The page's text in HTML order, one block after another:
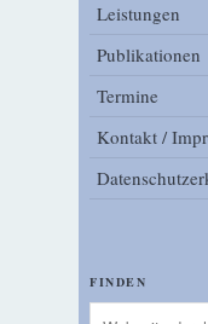
Leistungen
Publikationen
Termine
Kontakt /
FINDEN